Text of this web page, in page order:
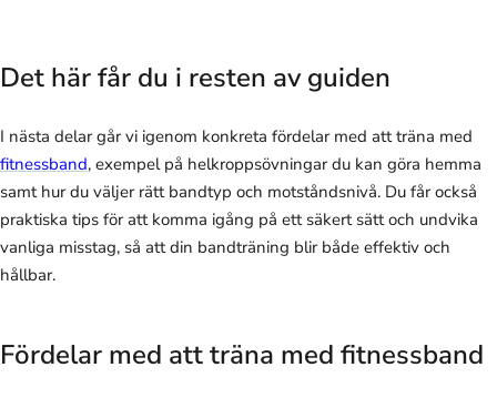
Det här får du i resten av guiden
I nästa delar går vi igenom konkreta fördelar med att träna med
fitnessband, exempel på helkroppsövningar du kan göra hemma
samt hur du väljer rätt bandtyp och motståndsnivå. Du får också
praktiska tips för att komma igång på ett säkert sätt och undvika
vanliga misstag, så att din bandträning blir både effektiv och
hållbar.
Fördelar med att träna med fitnessband